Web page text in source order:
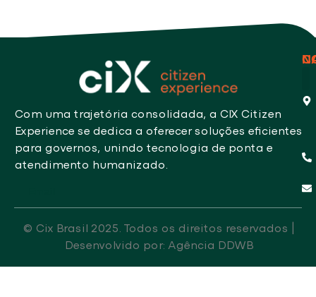
Com uma trajetória consolidada, a CIX Citizen
Experience se dedica a oferecer soluções eficientes
para governos, unindo tecnologia de ponta e
atendimento humanizado.
© Cix Brasil 2025. Todos os direitos reservados |
Desenvolvido por: Agência DDWB